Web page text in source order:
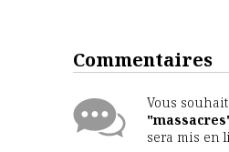
Commentaires
Vous
sera mis en